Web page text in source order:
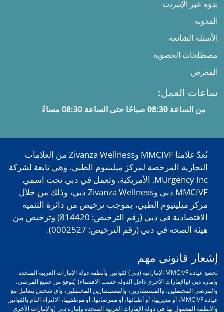
ندوة عبر الإنترنت
المدونة
الأسئلة الشائعة
مصطلحات الخصوبة
المعرض
ساعات العمل:
من الساعة 08:30 صباحًا حتى الساعة 08:30 مساءً
تُعدّ علامتا MMCIVF وZivanza Wellness من العلامات
التجارية المرخصة لمركز ميلينيوم الطبي، وهي تابعة لشركة
MUrgency Inc. الأمريكية، وتعمل في دبي تحت اسمي
MMCIVF دبي وZivanza Wellness دبي، وذلك من خلال
مركز ميلينيوم الطبي، بموجب ترخيص من دائرة التنمية
الاقتصادية في دبي (رقم الترخيص: 814420) وترخيص من
هيئة الصحة في دبي (رقم الترخيص: 0002527).
إشعار قانوني مهم
تخضع عيادة MMCIVF الإماراتية (دبي) لقوانين وأنظمة دولة الإمارات العربية المتحدة
وإمارة دبي (والإمارات الأخرى داخل الدولة حسب الاقتضاء). يُتوقع من جميع المرضى،
والمرضى المحتملين، والمستشارين، والمستشارين المحتملين، وأي شخص يتعامل مع
عيادة MMCIVF، أو مديريها، أو أطبائها، أو ممرضاتها، أو موظفيها، الالتزام التام بالقوانين
والأنظمة المعمول بها في دولة الإمارات العربية المتحدة وإمارة دبي (والإمارات الأخرى